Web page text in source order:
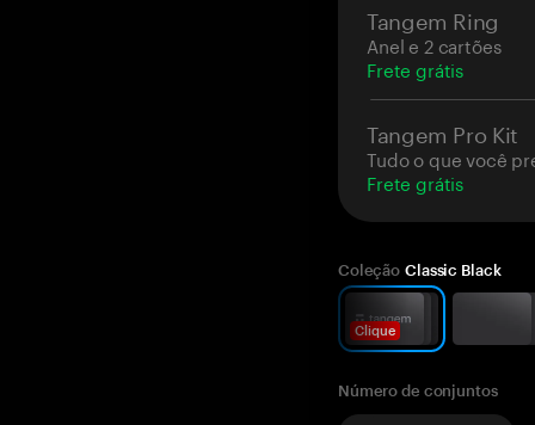
Tangem Ring
Anel e 2 cartões
Frete grátis
Tangem Pro Kit
Tudo o que você
Frete grátis
Coleção Classic Black
Clique
Número de conjuntos